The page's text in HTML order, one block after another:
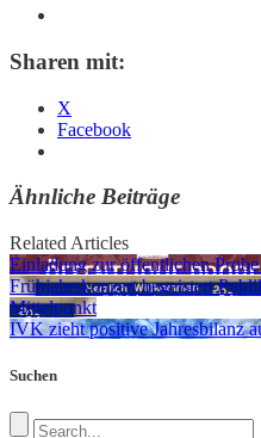
Sharen mit:
X
Facebook
Ähnliche Beiträge
Related Articles
Einladung zur öffentlichen
Frühjahrskonzert begeistert
Mittelpunkt
IVK zieht positive Jahresbilanz
Suchen